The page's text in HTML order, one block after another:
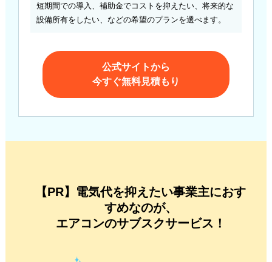
短期間での導入、補助金でコストを抑えたい、将来的な
設備所有をしたい、などの希望のプランを選べます。
公式サイトから
今すぐ無料見積もり
【PR】電気代を抑えたい事業主におす
すめなのが、
エアコンのサブスクサービス！